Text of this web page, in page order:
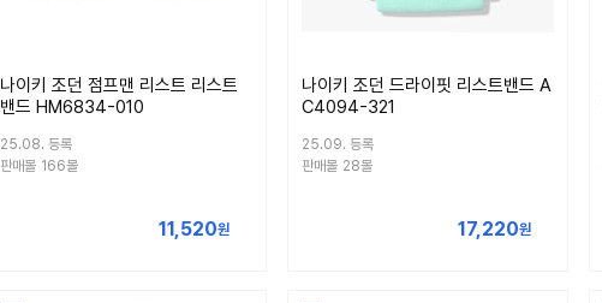
나이키 조던 점프맨 리스트 리스트
밴드 HM6834-010
25.08. 등록
판매몰 166몰
11,520원
나이키 조던 드라이핏 리스트밴드 A
C4094-321
25.09. 등록
판매몰 28몰
17,220원